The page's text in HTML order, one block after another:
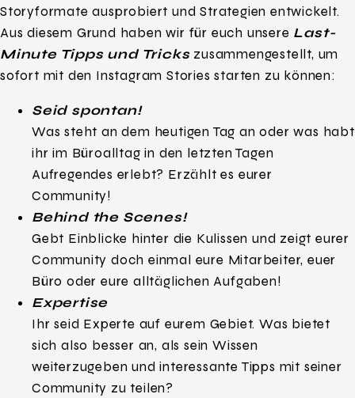
Storyformate ausprobiert und Strategien entwickelt.
Aus diesem Grund haben wir für euch unsere Last-
Minute Tipps und Trickszusammengestellt, um
sofort mit den Instagram Stories starten zu können:
Seid spontan!
Was steht an dem heutigen Tag an oder was habt
ihr im Büroalltag in den letzten Tagen
Aufregendes erlebt? Erzählt es eurer
Community!
Behind the Scenes!
Gebt Einblicke hinter die Kulissen und zeigt eurer
Community doch einmal eure Mitarbeiter, euer
Büro oder eure alltäglichen Aufgaben!
Expertise
Ihr seid Experte auf eurem Gebiet. Was bietet
sich also besser an, als sein Wissen
weiterzugeben und interessante Tipps mit seiner
Community zu teilen?